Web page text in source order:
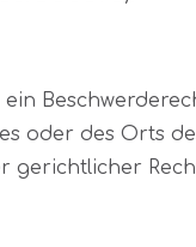
oder des Orts
gerichtlicher